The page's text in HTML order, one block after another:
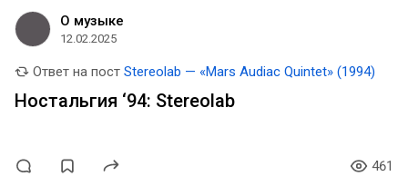
О музыке
12.02.2025
Ответ на пост Stereolab — «Mars Audiac Quintet» (1994)
Ностальгия ‘94: Stereolab
461